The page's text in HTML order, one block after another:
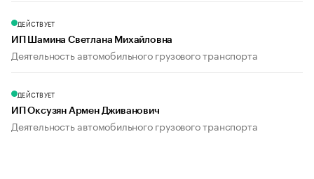
ДЕЙСТВУЕТ
ИП Шамина Светлана Михайловна
Деятельность автомобильного грузового транспорта
ДЕЙСТВУЕТ
ИП Оксузян Армен Дживанович
Деятельность автомобильного грузового транспорта